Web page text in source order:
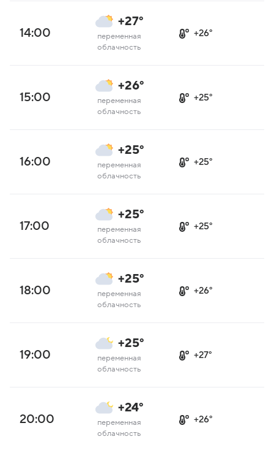
14:00
+27°
переменная
облачность
+26°
15:00
+26°
переменная
облачность
+25°
16:00
+25°
переменная
облачность
+25°
17:00
+25°
переменная
облачность
+25°
18:00
+25°
переменная
облачность
+26°
19:00
+25°
переменная
облачность
+27°
20:00
+24°
переменная
облачность
+26°